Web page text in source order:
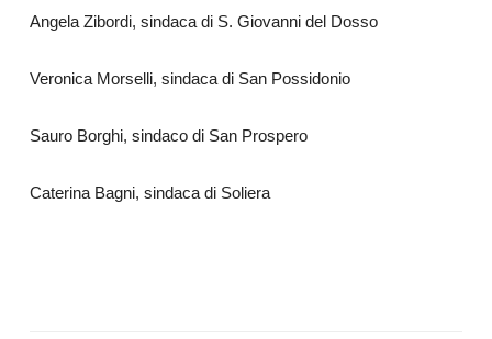
Angela Zibordi, sindaca di S. Giovanni del Dosso
Veronica Morselli, sindaca di San Possidonio
Sauro Borghi, sindaco di San Prospero
Caterina Bagni, sindaca di Soliera